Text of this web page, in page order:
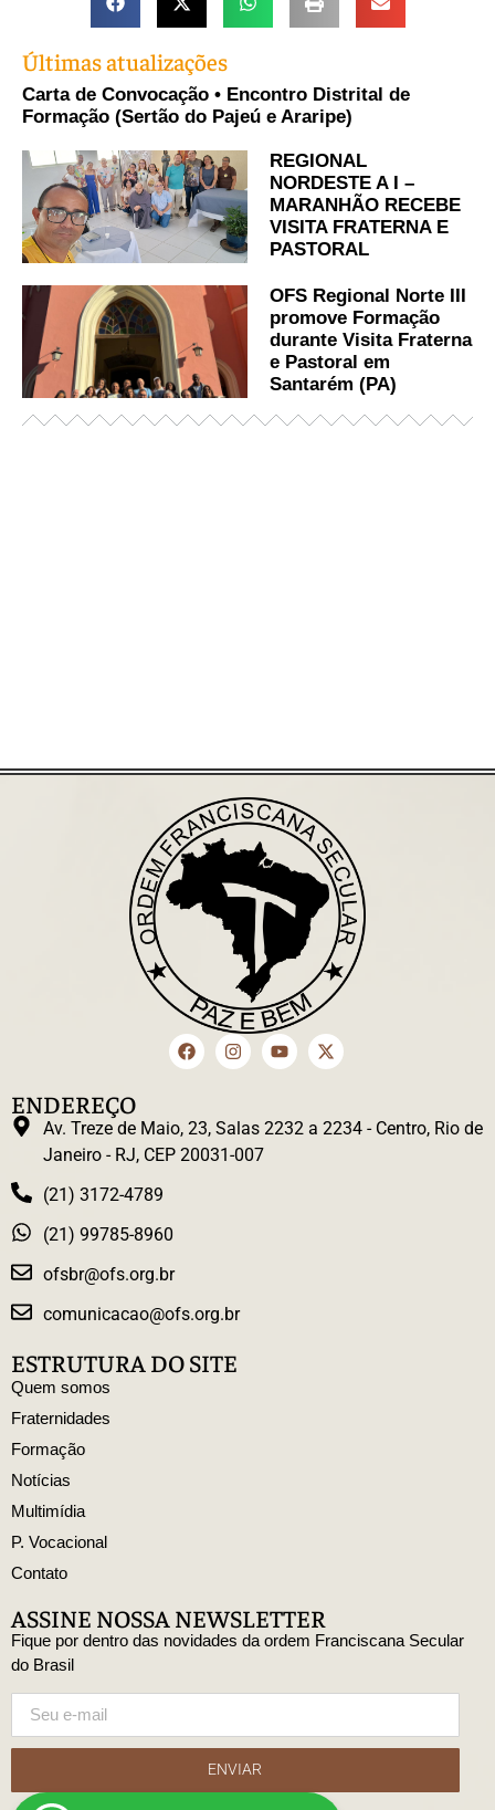
Últimas atualizações
Carta de Convocação • Encontro Distrital de
Formação (Sertão do Pajeú e Araripe)
REGIONAL
NORDESTE A I –
MARANHÃO RECEBE
VISITA FRATERNA E
PASTORAL
OFS Regional Norte III
promove Formação
durante Visita Fraterna
e Pastoral em
Santarém (PA)
ENDEREÇO
Av. Treze de Maio, 23, Salas 2232 a 2234 - Centro, Rio de
Janeiro - RJ, CEP 20031-007
(21) 3172-4789
(21) 99785-8960
ofsbr@ofs.org.br
comunicacao@ofs.org.br
ESTRUTURA DO SITE
Quem somos
Fraternidades
Formação
Notícias
Multimídia
P. Vocacional
Contato
ASSINE NOSSA NEWSLETTER
Fique por dentro das novidades da ordem Franciscana Secular
do Brasil
ENVIAR